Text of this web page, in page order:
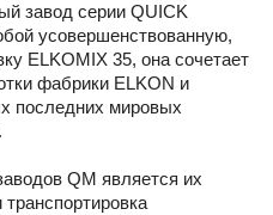
завод серии QUICK
усовершенствованную,
ELKOMIX 35, она сочетает
фабрики ELKON и
последних мировых
QM является их